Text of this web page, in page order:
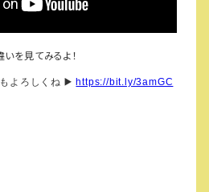
を見てみるよ！
よろしくね ▶️ https://bit.ly/3amGC